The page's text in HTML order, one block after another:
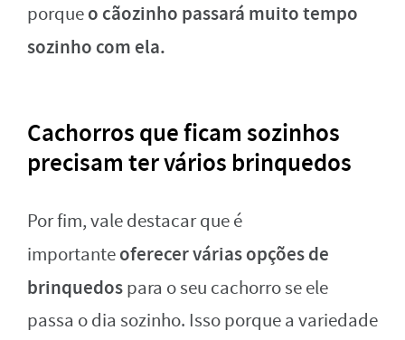
porqueo cãozinho passará muito tempo
sozinho com ela.
Cachorros que ficam sozinhos
precisam ter vários brinquedos
Por fim, vale destacar que é
importanteoferecer várias opções de
brinquedospara o seu cachorro se ele
passa o dia sozinho. Isso porque a variedade